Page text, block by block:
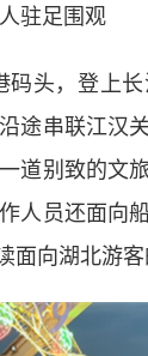
驻足围观
头，登上长
途串联江汉
道别致的文
人员还面向
向湖北游客